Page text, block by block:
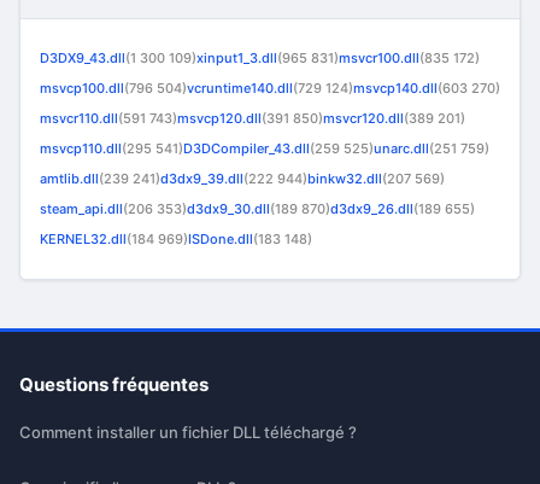
D3DX9_43.dll(1 300 109)xinput1_3.dll(965 831)msvcr100.dll(835 172)
msvcp100.dll(796 504)vcruntime140.dll(729 124)msvcp140.dll(603 270)
msvcr110.dll(591 743)msvcp120.dll(391 850)msvcr120.dll(389 201)
msvcp110.dll(295 541)D3DCompiler_43.dll(259 525)unarc.dll(251 759)
amtlib.dll(239 241)d3dx9_39.dll(222 944)binkw32.dll(207 569)
steam_api.dll(206 353)d3dx9_30.dll(189 870)d3dx9_26.dll(189 655)
KERNEL32.dll(184 969)ISDone.dll(183 148)
Questions fréquentes
Comment installer un fichier DLL téléchargé ?